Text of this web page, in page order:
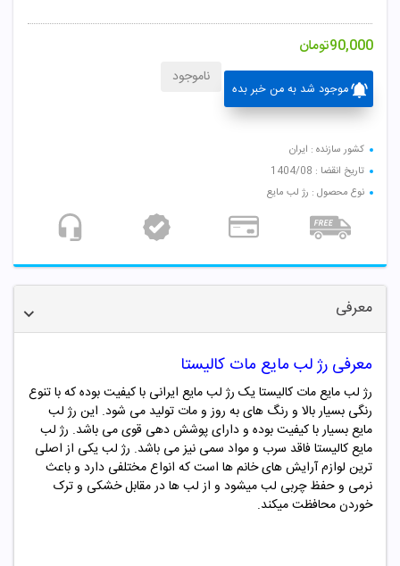
90,000تومان
موجود شد به من خبر بده
ناموجود
کشور سازنده : ایران
تاریخ انقضا : 1404/08
نوع محصول : رژ لب مایع
معرفی
معرفی رژ لب مایع مات کالیستا
رژ لب مایع مات کالیستا یک رژ لب مایع ایرانی با کیفیت بوده که با تنوع
رنگی بسیار بالا و رنگ های به روز و مات تولید می شود. این رژ لب
مایع بسیار با کیفیت بوده و دارای پوشش دهی قوی می باشد. رژ لب
مایعکالیستا فاقد سرب و مواد سمی نیز می باشد. رژ لب یکی از اصلی
ترین لوازم آرایش های خانم ها است که انواع مختلفی دارد و باعث
نرمی و حفظ چربی لب میشود و از لب ها در مقابل خشکی و ترک
خوردن محافظت میکند.